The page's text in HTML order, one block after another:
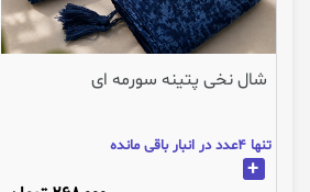
شال نخی پتینه سورمه ای
تنها 4عدد در انبار باقی مانده
+